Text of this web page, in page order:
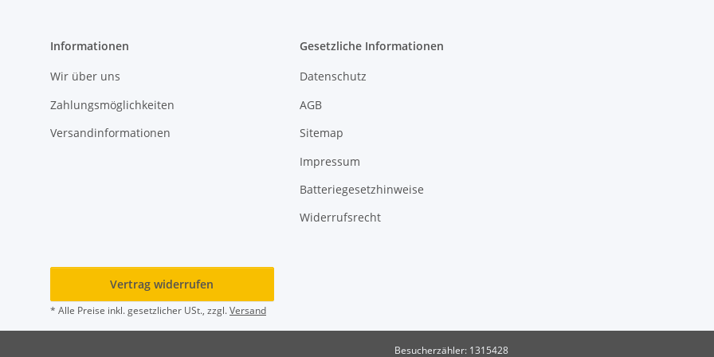
Informationen
Wir über uns
Zahlungsmöglichkeiten
Versandinformationen
Gesetzliche Informationen
Datenschutz
AGB
Sitemap
Impressum
Batteriegesetzhinweise
Widerrufsrecht
Vertrag widerrufen
* Alle Preise inkl. gesetzlicher USt., zzgl.Versand
Besucherzähler: 1315428